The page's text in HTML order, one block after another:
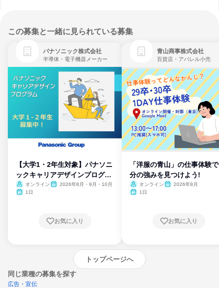
この募集と一緒に見られている募集
パナソニック株式会社
半導体・電子機器メーカー
【大学1・2年生対象】パナソニ
ックキャリアデザインプログラ
ム
オンライン
2026年8月・9月・10月
1日
お気に入り
青山商事株式会社
百貨店・アパレル小売
「洋服の青山」の仕事体験
分の強みを見つけよう!
オンライン
2026年8月
1日
お気に入り
トップページへ
同じ業種の募集を探す
広告・宣伝